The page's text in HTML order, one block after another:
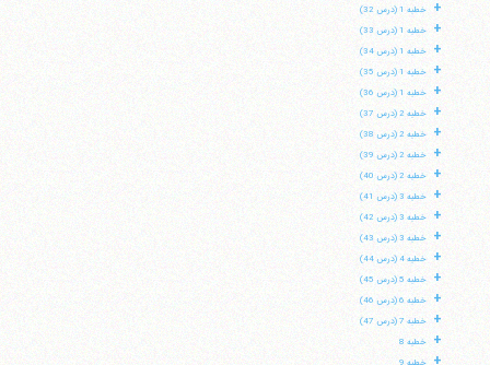
+ خطبه 1 (درس 32)
+ خطبه 1 (درس 33)
+ خطبه 1 (درس 34)
+ خطبه 1 (درس 35)
+ خطبه 1 (درس 36)
+ خطبه 2 (درس 37)
+ خطبه 2 (درس 38)
+ خطبه 2 (درس 39)
+ خطبه 2 (درس 40)
+ خطبه 3 (درس 41)
+ خطبه 3 (درس 42)
+ خطبه 3 (درس 43)
+ خطبه 4 (درس 44)
+ خطبه 5 (درس 45)
+ خطبه 6 (درس 46)
+ خطبه 7 (درس 47)
+ خطبه 8